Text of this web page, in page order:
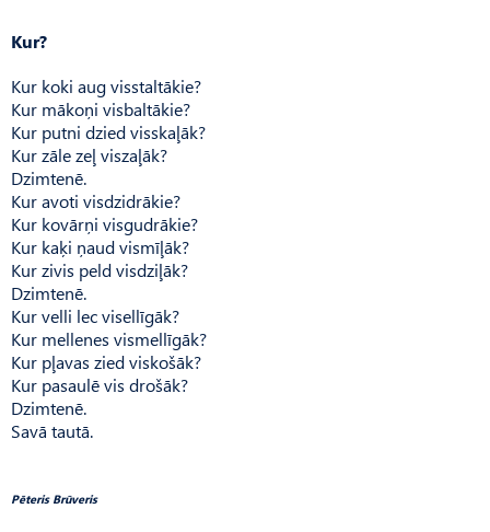
Kur?
Kur koki aug visstaltākie?
Kur mākoņi visbaltākie?
Kur putni dzied visskaļāk?
Kur zāle zeļ viszaļāk?
Dzimtenē.
Kur avoti visdzidrākie?
Kur kovārņi visgudrākie?
Kur kaķi ņaud vismīļāk?
Kur zivis peld visdziļāk?
Dzimtenē.
Kur velli lec visellīgāk?
Kur mellenes vismellīgāk?
Kur pļavas zied viskošāk?
Kur pasaulē vis drošāk?
Dzimtenē.
Savā tautā.
Pēteris Brūveris